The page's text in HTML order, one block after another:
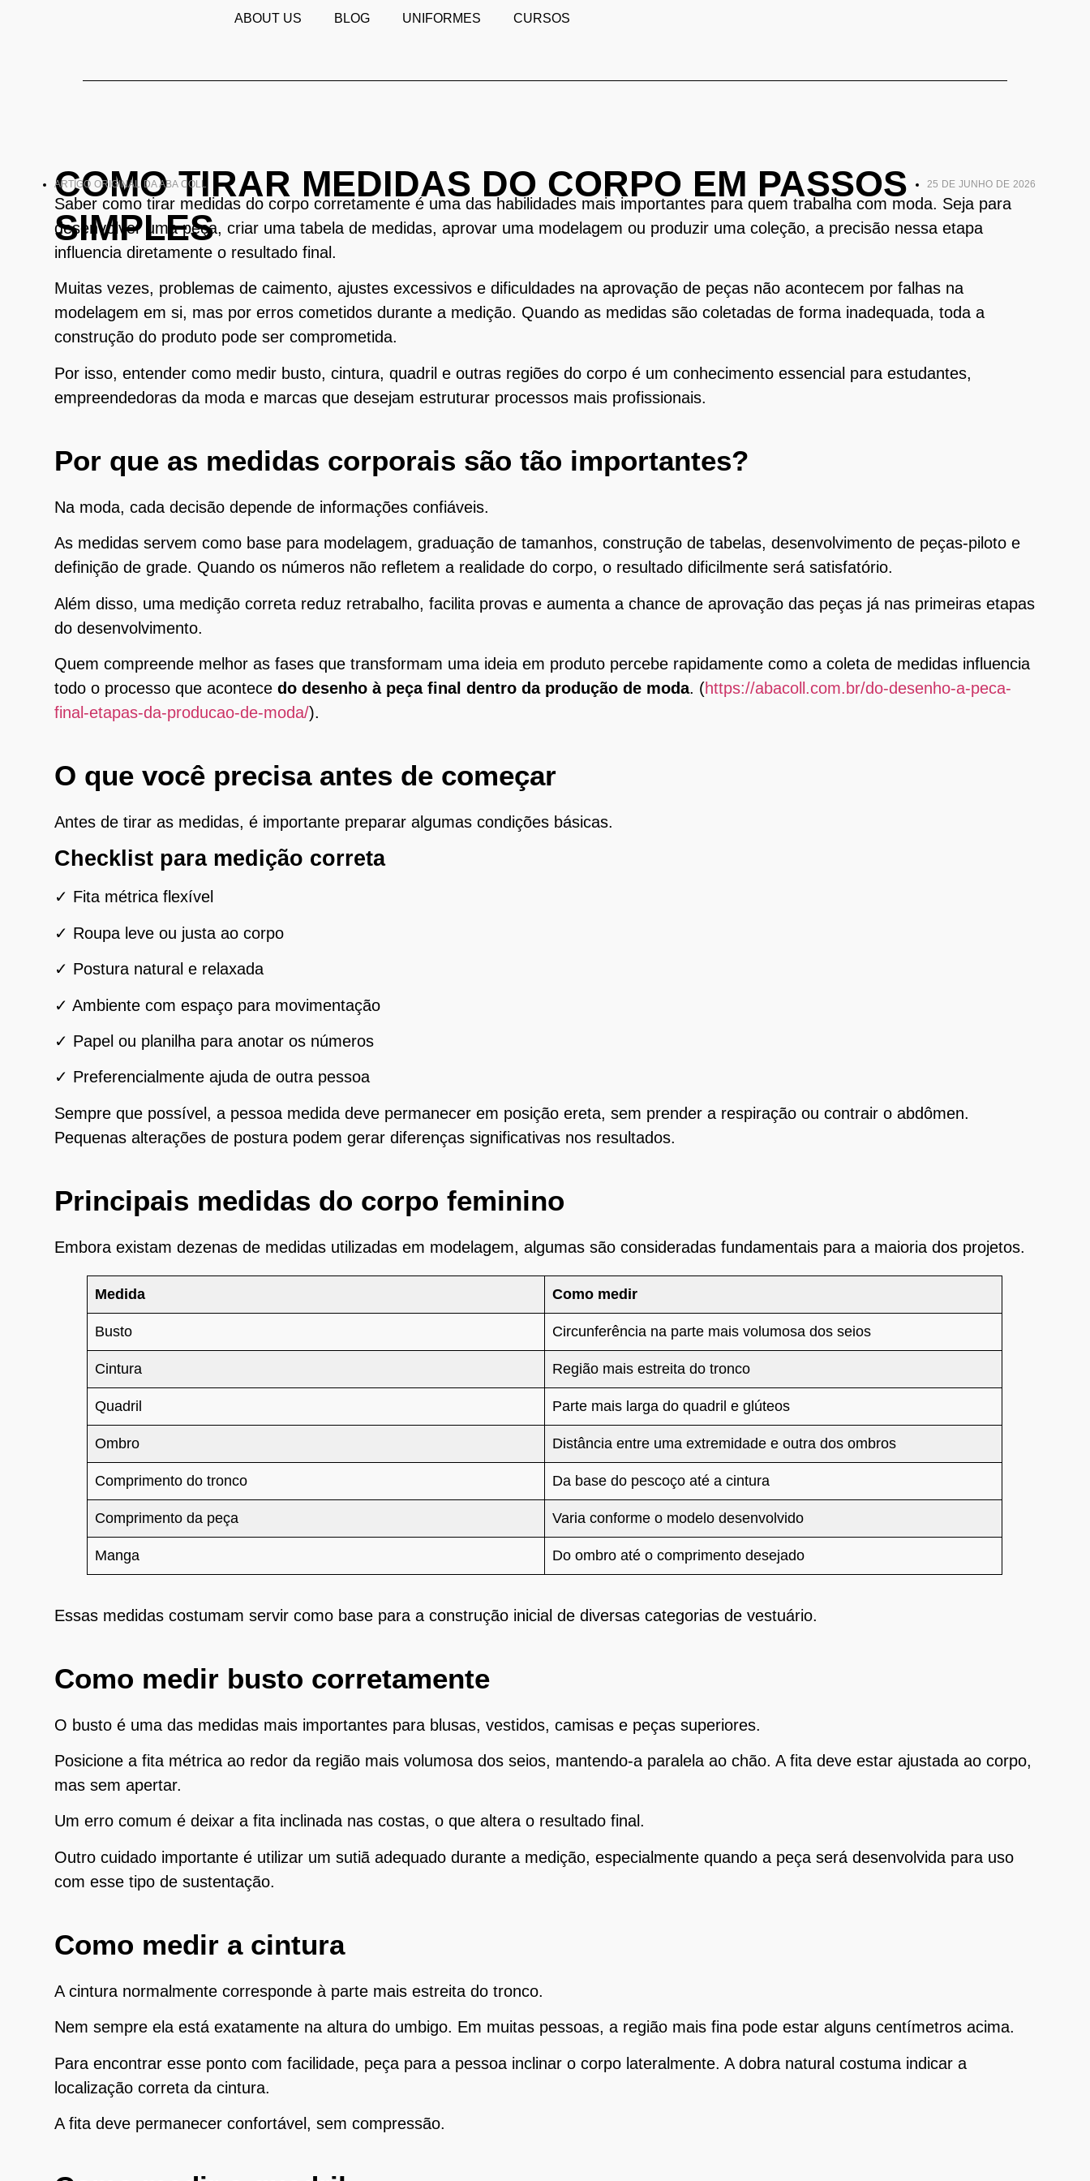
ABOUT US BLOG UNIFORMES CURSOS
COMO TIRAR MEDIDAS DO CORPO EM PASSOS
SIMPLES
ARTIGO ORIGINAL DA ABA COLL 25 DE JUNHO DE 2026
Saber como tirar medidas do corpo corretamente é uma das habilidades mais importantes para quem trabalha com moda. Seja para
desenvolver uma peça, criar uma tabela de medidas, aprovar uma modelagem ou produzir uma coleção, a precisão nessa etapa
influencia diretamente o resultado final.
Muitas vezes, problemas de caimento, ajustes excessivos e dificuldades na aprovação de peças não acontecem por falhas na
modelagem em si, mas por erros cometidos durante a medição. Quando as medidas são coletadas de forma inadequada, toda a
construção do produto pode ser comprometida.
Por isso, entender como medir busto, cintura, quadril e outras regiões do corpo é um conhecimento essencial para estudantes,
empreendedoras da moda e marcas que desejam estruturar processos mais profissionais.
Por que as medidas corporais são tão importantes?
Na moda, cada decisão depende de informações confiáveis.
As medidas servem como base para modelagem, graduação de tamanhos, construção de tabelas, desenvolvimento de peças-piloto e
definição de grade. Quando os números não refletem a realidade do corpo, o resultado dificilmente será satisfatório.
Além disso, uma medição correta reduz retrabalho, facilita provas e aumenta a chance de aprovação das peças já nas primeiras etapas
do desenvolvimento.
Quem compreende melhor as fases que transformam uma ideia em produto percebe rapidamente como a coleta de medidas influencia
todo o processo que acontecedo desenho à peça final dentro da produção de moda. (https://abacoll.com.br/do-desenho-a-peca-
final-etapas-da-producao-de-moda/).
O que você precisa antes de começar
Antes de tirar as medidas, é importante preparar algumas condições básicas.
Checklist para medição correta
✓ Fita métrica flexível
✓ Roupa leve ou justa ao corpo
✓ Postura natural e relaxada
✓ Ambiente com espaço para movimentação
✓ Papel ou planilha para anotar os números
✓ Preferencialmente ajuda de outra pessoa
Sempre que possível, a pessoa medida deve permanecer em posição ereta, sem prender a respiração ou contrair o abdômen.
Pequenas alterações de postura podem gerar diferenças significativas nos resultados.
Principais medidas do corpo feminino
Embora existam dezenas de medidas utilizadas em modelagem, algumas são consideradas fundamentais para a maioria dos projetos.
Medida Como medir
Busto Circunferência na parte mais volumosa dos seios
Cintura Região mais estreita do tronco
Quadril Parte mais larga do quadril e glúteos
Ombro Distância entre uma extremidade e outra dos ombros
Comprimento do tronco Da base do pescoço até a cintura
Comprimento da peça Varia conforme o modelo desenvolvido
Manga Do ombro até o comprimento desejado
Essas medidas costumam servir como base para a construção inicial de diversas categorias de vestuário.
Como medir busto corretamente
O busto é uma das medidas mais importantes para blusas, vestidos, camisas e peças superiores.
Posicione a fita métrica ao redor da região mais volumosa dos seios, mantendo-a paralela ao chão. A fita deve estar ajustada ao corpo,
mas sem apertar.
Um erro comum é deixar a fita inclinada nas costas, o que altera o resultado final.
Outro cuidado importante é utilizar um sutiã adequado durante a medição, especialmente quando a peça será desenvolvida para uso
com esse tipo de sustentação.
Como medir a cintura
A cintura normalmente corresponde à parte mais estreita do tronco.
Nem sempre ela está exatamente na altura do umbigo. Em muitas pessoas, a região mais fina pode estar alguns centímetros acima.
Para encontrar esse ponto com facilidade, peça para a pessoa inclinar o corpo lateralmente. A dobra natural costuma indicar a
localização correta da cintura.
A fita deve permanecer confortável, sem compressão.